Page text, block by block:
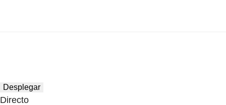
Desplegar
Directo